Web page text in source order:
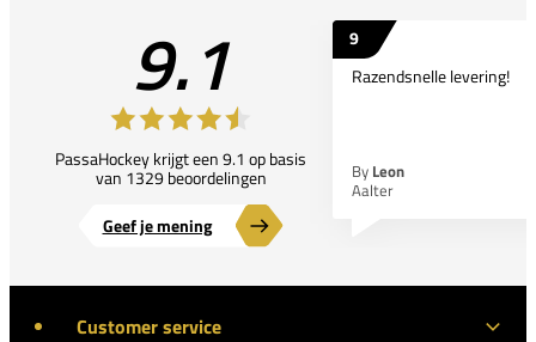
9.1
PassaHockey krijgt een 9.1 op basis
van 1329 beoordelingen
Geef je mening
9
Razendsnelle levering!
By Leon
Aalter
Customer service